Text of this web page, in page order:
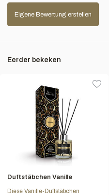
Eigene Bewertung erstellen
Eerder bekeken
Duftstäbchen Vanille
Diese Vanille-Duftstäbchen